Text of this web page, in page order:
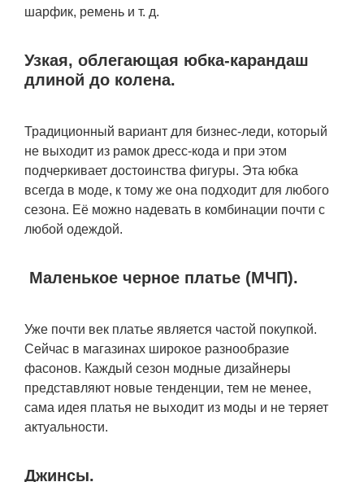
шарфик, ремень и т. д.
Узкая, облегающая юбка-карандаш
длиной до колена.
Традиционный вариант для бизнес-леди, который
не выходит из рамок дресс-кода и при этом
подчеркивает достоинства фигуры. Эта юбка
всегда в моде, к тому же она подходит для любого
сезона. Её можно надевать в комбинации почти с
любой одеждой.
Маленькое черное платье (МЧП).
Уже почти век платье является частой покупкой.
Сейчас в магазинах широкое разнообразие
фасонов. Каждый сезон модные дизайнеры
представляют новые тенденции, тем не менее,
сама идея платья не выходит из моды и не теряет
актуальности.
Джинсы.